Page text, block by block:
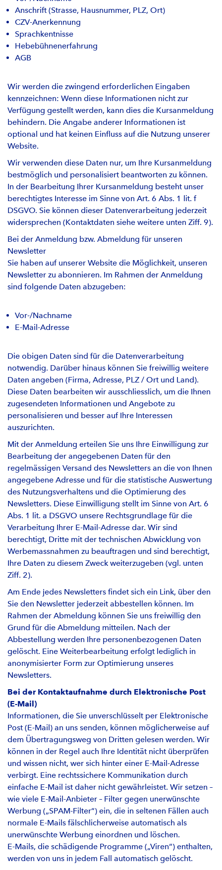
Anschrift (Strasse, Hausnummer, PLZ, Ort)
CZV-Anerkennung
Sprachkentnisse
Hebebühnenerfahrung
AGB
Wir werden die zwingend erforderlichen Eingaben
kennzeichnen: Wenn diese Informationen nicht zur
Verfügung gestellt werden, kann dies die Kursanmeldung
behindern. Die Angabe anderer Informationen ist
optional und hat keinen Einfluss auf die Nutzung unserer
Website.
Wir verwenden diese Daten nur, um Ihre Kursanmeldung
bestmöglich und personalisiert beantworten zu können.
In der Bearbeitung Ihrer Kursanmeldung besteht unser
berechtigtes Interesse im Sinne von Art. 6 Abs. 1 lit. f
DSGVO. Sie können dieser Datenverarbeitung jederzeit
widersprechen (Kontaktdaten siehe weitere unten Ziff. 9).
Bei der Anmeldung bzw. Abmeldung für unseren
Newsletter
Sie haben auf unserer Website die Möglichkeit, unseren
Newsletter zu abonnieren. Im Rahmen der Anmeldung
sind folgende Daten abzugeben:
Vor-/Nachname
E-Mail-Adresse
Die obigen Daten sind für die Datenverarbeitung
notwendig. Darüber hinaus können Sie freiwillig weitere
Daten angeben (Firma, Adresse, PLZ / Ort und Land).
Diese Daten bearbeiten wir ausschliesslich, um die Ihnen
zugesendeten Informationen und Angebote zu
personalisieren und besser auf Ihre Interessen
auszurichten.
Mit der Anmeldung erteilen Sie uns Ihre Einwilligung zur
Bearbeitung der angegebenen Daten für den
regelmässigen Versand des Newsletters an die von Ihnen
angegebene Adresse und für die statistische Auswertung
des Nutzungsverhaltens und die Optimierung des
Newsletters. Diese Einwilligung stellt im Sinne von Art. 6
Abs. 1 lit. a DSGVO unsere Rechtsgrundlage für die
Verarbeitung Ihrer E-Mail-Adresse dar. Wir sind
berechtigt, Dritte mit der technischen Abwicklung von
Werbemassnahmen zu beauftragen und sind berechtigt,
Ihre Daten zu diesem Zweck weiterzugeben (vgl. unten
Ziff. 2).
Am Ende jedes Newsletters findet sich ein Link, über den
Sie den Newsletter jederzeit abbestellen können. Im
Rahmen der Abmeldung können Sie uns freiwillig den
Grund für die Abmeldung mitteilen. Nach der
Abbestellung werden Ihre personenbezogenen Daten
gelöscht. Eine Weiterbearbeitung erfolgt lediglich in
anonymisierter Form zur Optimierung unseres
Newsletters.
Bei der Kontaktaufnahme durch Elektronische Post
(E-Mail)
Informationen, die Sie unverschlüsselt per Elektronische
Post (E-Mail) an uns senden, können möglicherweise auf
dem Übertragungsweg von Dritten gelesen werden. Wir
können in der Regel auch Ihre Identität nicht überprüfen
und wissen nicht, wer sich hinter einer E-Mail-Adresse
verbirgt. Eine rechtssichere Kommunikation durch
einfache E-Mail ist daher nicht gewährleistet. Wir setzen –
wie viele E-Mail-Anbieter – Filter gegen unerwünschte
Werbung („SPAM-Filter“) ein, die in seltenen Fällen auch
normale E-Mails fälschlicherweise automatisch als
unerwünschte Werbung einordnen und löschen.
E-Mails, die schädigende Programme („Viren“) enthalten,
werden von uns in jedem Fall automatisch gelöscht.